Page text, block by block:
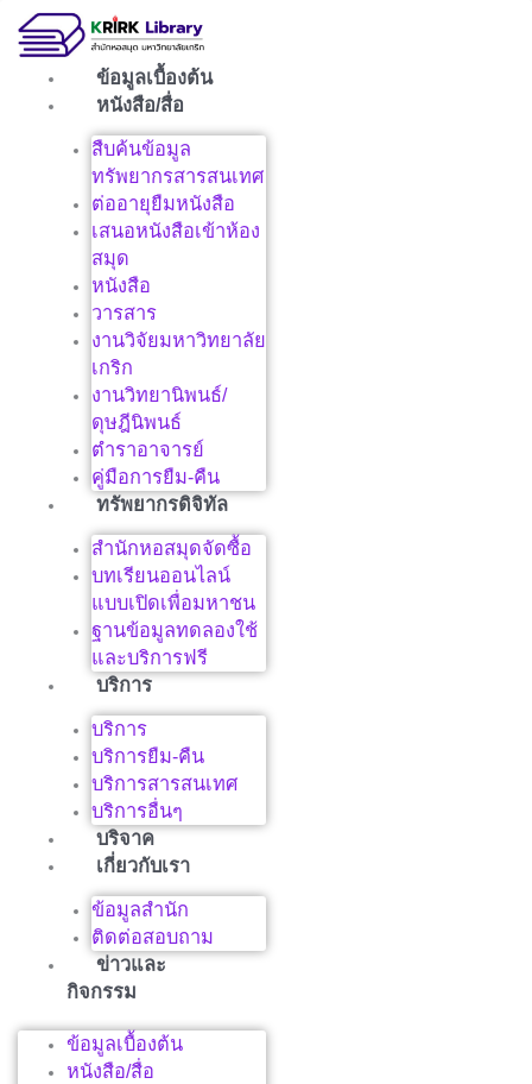
ข้อมูลเบื้องต้น
หนังสือ/สื่อ
สืบค้นข้อมูล
ทรัพยากรสารสนเทศ
ต่ออายุยืมหนังสือ
เสนอหนังสือเข้าห้อง
สมุด
หนังสือ
วารสาร
งานวิจัยมหาวิทยาลัย
เกริก
งานวิทยานิพนธ์/
ดุษฎีนิพนธ์
ตำราอาจารย์
คู่มือการยืม-คืน
ทรัพยากรดิจิทัล
สำนักหอสมุดจัดซื้อ
บทเรียนออนไลน์
แบบเปิดเพื่อมหาชน
ฐานข้อมูลทดลองใช้
และบริการฟรี
บริการ
บริการ
บริการยืม-คืน
บริการสารสนเทศ
บริการอื่นๆ
บริจาค
เกี่ยวกับเรา
ข้อมูลสำนัก
ติดต่อสอบถาม
ข่าวและ
กิจกรรม
ข้อมูลเบื้องต้น
หนังสือ/สื่อ